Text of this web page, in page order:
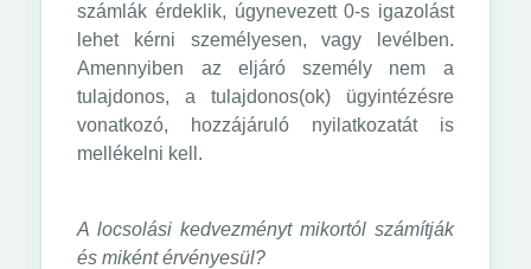
számlák érdeklik, úgynevezett 0-s igazolást
lehet kérni személyesen, vagy levélben.
Amennyiben az eljáró személy nem a
tulajdonos, a tulajdonos(ok) ügyintézésre
vonatkozó, hozzájáruló nyilatkozatát is
mellékelni kell.
A locsolási kedvezményt mikortól számítják
és miként érvényesül?